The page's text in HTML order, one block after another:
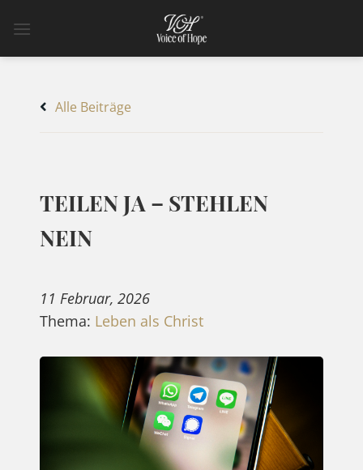
Inhalt
Alle Beiträge
TEILEN JA – STEHLEN
NEIN
11 Februar, 2026
Thema: Leben als Christ